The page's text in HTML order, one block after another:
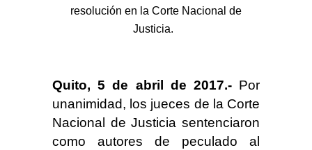
resolución en la Corte Nacional de
Justicia.
Quito, 5 de abril de 2017.- Por
unanimidad, los jueces de la Corte
Nacional de Justicia sentenciaron
como autores de peculado al